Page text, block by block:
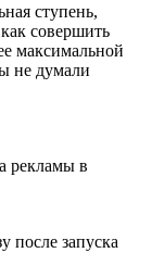
ступень,
совершить
максимальной
не думали
рекламы в
после запуска